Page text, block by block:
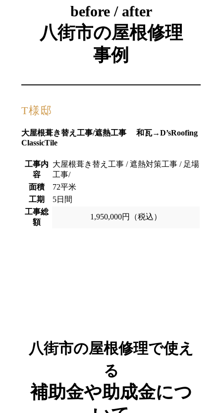
before / after
八街市の屋根修理
事例
T様邸
大屋根葺き替え工事/遮熱工事 和瓦→D’sRoofing
ClassicTile
工事内
容
大屋根葺き替え工事 / 遮熱対策工事 / 足場
工事/
面積
72平米
工期
5日間
工事総
額
1,950,000円（税込）
八街市の屋根修理で使え
る
補助金や助成金につ